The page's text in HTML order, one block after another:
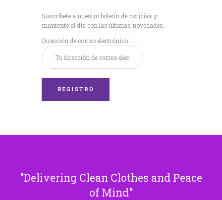
Suscríbete a nuestro boletín de noticias y
mantente al día con las últimas novedades.
Dirección de correo electrónico:
Delivering Clean Clothes and Peace
of Mind